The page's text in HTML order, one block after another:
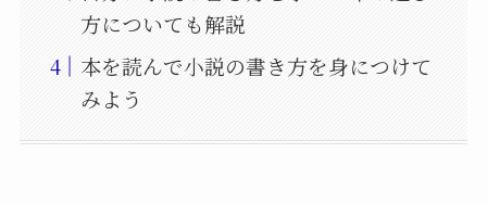
方についても解説
本を読んで小説の書き方を身につけて
みよう